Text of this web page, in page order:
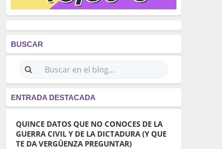
BUSCAR
ENTRADA DESTACADA
QUINCE DATOS QUE NO CONOCES DE LA
GUERRA CIVIL Y DE LA DICTADURA (Y QUE
TE DA VERGÜENZA PREGUNTAR)